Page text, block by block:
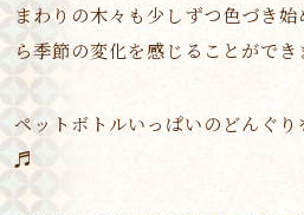
まわりの木々も少しずつ色づき
ら季節の変化を感じることができ
ペットボトルいっぱいのどんぐ
♬